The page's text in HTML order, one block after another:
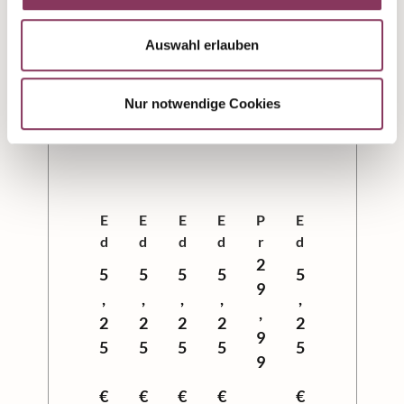
Auswahl erlauben
Nur notwendige Cookies
E
d
i
o
n
G
u
5
,
2
5
€
E
d
i
o
n
G
u
5
,
2
5
€
E
d
i
o
n
G
u
5
,
2
5
€
E
d
i
o
n
G
u
5
,
2
5
€
P
r
o
b
e
p
2
9
,
9
9
E
d
i
o
n
G
u
5
,
2
5
€